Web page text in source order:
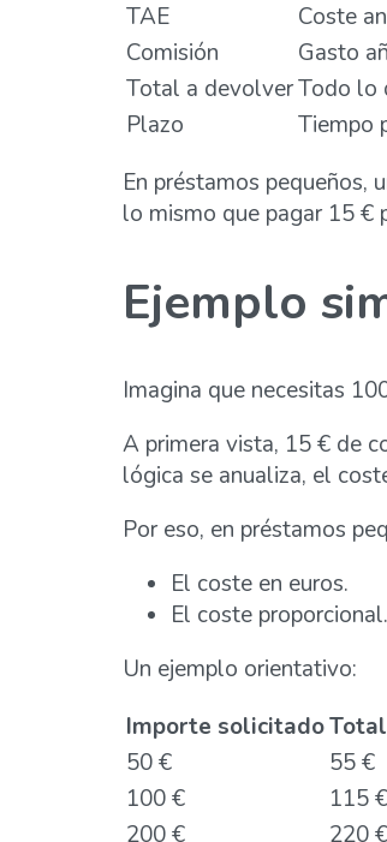
TAE
Coste
Comisión
Gasto
Total a devolverTodo lo
Plazo
Tiempo
En préstamos pequeños,
lo mismo que pagar 15 €
Ejemplo
Imagina que necesitas
A primera vista, 15 € de
lógica se anualiza, el
Por eso, en préstamos
El coste en euros.
El coste proporcional.
Un ejemplo orientativo:
Importe solicitado
50 €
55 €
100 €
115 €
200 €
220 €